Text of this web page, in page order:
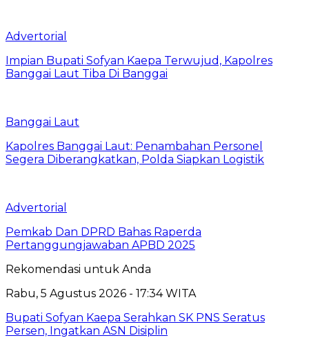
Advertorial
Impian Bupati Sofyan Kaepa Terwujud, Kapolres
Banggai Laut Tiba Di Banggai
Banggai Laut
Kapolres Banggai Laut: Penambahan Personel
Segera Diberangkatkan, Polda Siapkan Logistik
Advertorial
Pemkab Dan DPRD Bahas Raperda
Pertanggungjawaban APBD 2025
Rekomendasi untuk Anda
Rabu, 5 Agustus 2026 - 17:34 WITA
Bupati Sofyan Kaepa Serahkan SK PNS Seratus
Persen, Ingatkan ASN Disiplin